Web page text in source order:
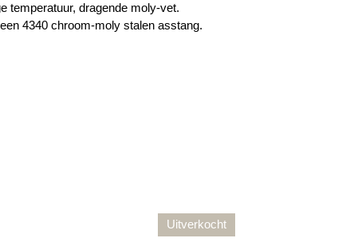
temperatuur, dragende moly-vet.
4340 chroom-moly stalen asstang.
Uitverkocht